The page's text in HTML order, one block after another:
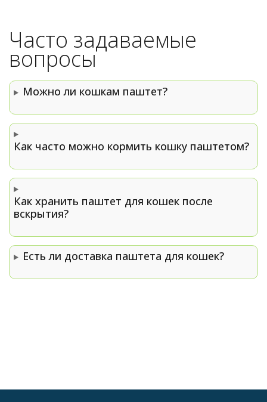
Часто задаваемые
вопросы
Можно ли кошкам паштет?
Как часто можно кормить кошку паштетом?
Как хранить паштет для кошек после
вскрытия?
Есть ли доставка паштета для кошек?